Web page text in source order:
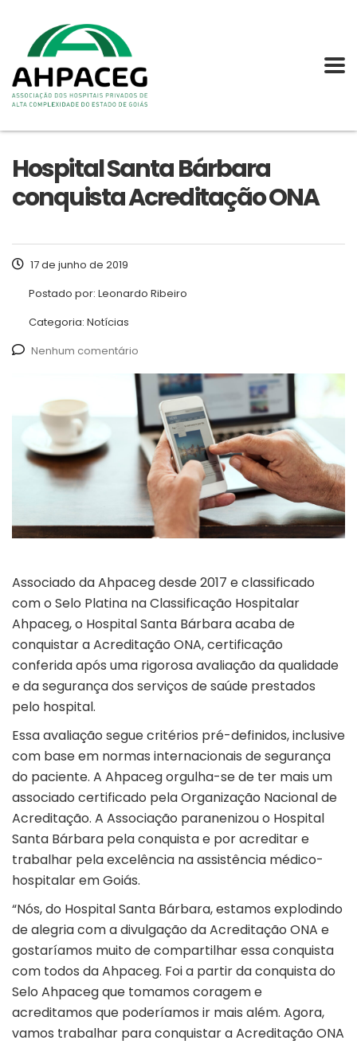
Hospital Santa Bárbara
conquista Acreditação ONA
17 de junho de 2019
Postado por: Leonardo Ribeiro
Categoria: Notícias
Nenhum comentário
Associado da Ahpaceg desde 2017 e classificado
com o Selo Platina na Classificação Hospitalar
Ahpaceg, o Hospital Santa Bárbara acaba de
conquistar a Acreditação ONA, certificação
conferida após uma rigorosa avaliação daqualidade
e da segurança dos serviços de saúde prestados
pelo hospital.
Essa avaliação segue critérios pré-definidos, inclusive
com base em normas internacionais de segurança
do paciente. A Ahpaceg orgulha-se de ter mais um
associado certificado pelaOrganização Nacional de
Acreditação. A Associação paranenizou o Hospital
Santa Bárbara pela conquista e por acreditar e
trabalhar pela excelência na assistência médico-
hospitalar em Goiás.
“Nós, do Hospital Santa Bárbara, estamos explodindo
de alegria com a divulgação da Acreditação ONA e
gostaríamos muito de compartilhar essa conquista
com todos da Ahpaceg. Foi a partir da conquista do
Selo Ahpaceg que tomamos coragem e
acreditamos que poderíamos ir mais além. Agora,
vamos trabalhar para conquistar a Acreditação ONA